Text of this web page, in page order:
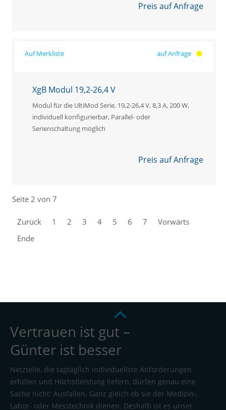
Preis auf Anfrage
auf Anfrage
XgB Modul 19,2-26,4 V
Modul für die UltiMod Serie, 19,2-26,4 V, 8,3 A, 200 W,
individuell konfigurierbar, Parallel- oder
Serienschaltung möglich
Preis auf Anfrage
Seite 2 von 7
Zurück 1 2 3 4 5 6 7
Vorwärts
Ende
Vertrauen ist gut –
Günter ist besser
Netzteile, die tagtäglich individuellste Anforderungen
erfüllen und Höchstleistung liefern, dürfen genau eine
Sache nicht: Ausfallen. Ganz gleich ob sie der Medizin-,
Labor- oder Messtechnik dienen. Deshalb ist es unser